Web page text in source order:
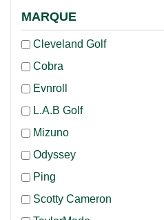
MARQUE
Cleveland Golf
Cobra
Evnroll
L.A.B Golf
Mizuno
Odyssey
Ping
Scotty Cameron